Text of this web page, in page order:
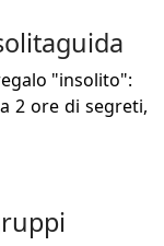
"insolito":
2 ore di segreti,